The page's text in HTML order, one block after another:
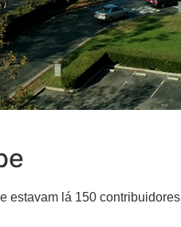
lá 150